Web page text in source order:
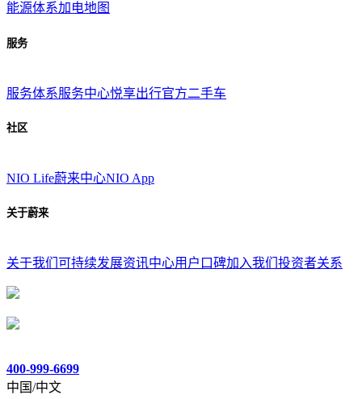
能源体系加电地图
服务
服务体系服务中心悦享出行官方二手车
社区
NIO Life蔚来中心NIO App
关于蔚来
关于我们 可持续发展资讯中心用户口碑加入我们 投资者关系
400-999-6699
中国/中文